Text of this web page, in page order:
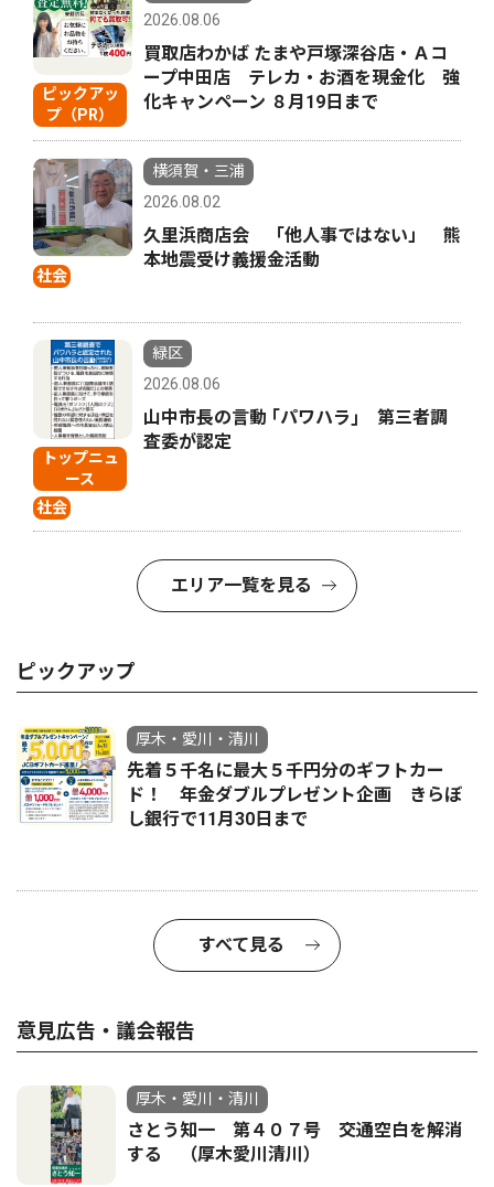
ピックアッ
プ（PR）
2026.08.06
買取店わかば たまや戸塚深谷店・Ａコ
ープ中田店 テレカ・お酒を現金化 強
化キャンペーン ８月19日まで
社会
横須賀・三浦
2026.08.02
久里浜商店会 「他人事ではない」 熊
本地震受け義援金活動
トップニュ
ース
社会
緑区
2026.08.06
山中市長の言動 ｢パワハラ｣ 第三者調
査委が認定
エリア一覧を見る
ピックアップ
厚木・愛川・清川
先着５千名に最大５千円分のギフトカー
ド！ 年金ダブルプレゼント企画 きらぼ
し銀行で11月30日まで
すべて見る
意見広告・議会報告
厚木・愛川・清川
さとう知一 第４０７号 交通空白を解消
する （厚木愛川清川）